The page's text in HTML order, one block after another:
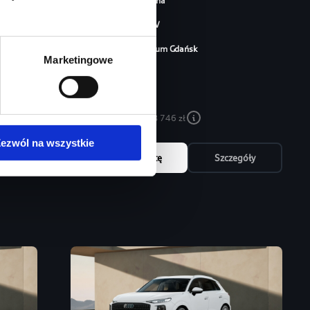
Marketingowe
na wszystkie
SUV
Audi Centrum Gdańsk
254 460 zł
213 746 zł
Najniższa cena:213 746 zł
Zapytaj o ofertę Szczegóły